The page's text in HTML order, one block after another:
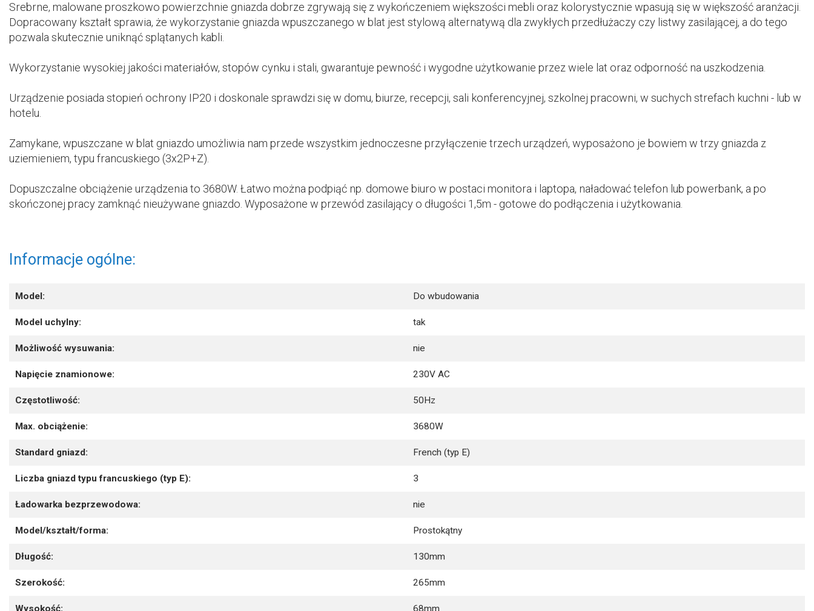
Srebrne, malowane proszkowo powierzchnie gniazda dobrze zgrywają się z wykończeniem większości mebli oraz kolorystycznie wpasują się w większość aranżacji.
Dopracowany kształt sprawia, że wykorzystanie gniazda wpuszczanego w blat jest stylową alternatywą dla zwykłych przedłużaczy czy listwy zasilającej, a do tego
pozwala skutecznie uniknąć splątanych kabli.
Wykorzystanie wysokiej jakości materiałów, stopów cynku i stali, gwarantuje pewność i wygodne użytkowanie przez wiele lat oraz odporność na uszkodzenia.
Urządzenie posiada stopień ochrony IP20 i doskonale sprawdzi się w domu, biurze, recepcji, sali konferencyjnej, szkolnej pracowni, w suchych strefach kuchni - lub w
hotelu.
Zamykane, wpuszczane w blat gniazdo umożliwia nam przede wszystkim jednoczesne przyłączenie trzech urządzeń, wyposażono je bowiem w trzy gniazda z
uziemieniem, typu francuskiego (3x2P+Z).
Dopuszczalne obciążenie urządzenia to 3680W. Łatwo można podpiąć np. domowe biuro w postaci monitora i laptopa, naładować telefon lub powerbank, a po
skończonej pracy zamknąć nieużywane gniazdo. Wyposażone w przewód zasilający o długości 1,5m - gotowe do podłączenia i użytkowania.
Informacje ogólne:
Model: Do wbudowania
Model uchylny: tak
Możliwość wysuwania: nie
Napięcie znamionowe: 230V AC
Częstotliwość: 50Hz
Max. obciążenie: 3680W
Standard gniazd: French (typ E)
Liczba gniazd typu francuskiego (typ E): 3
Ładowarka bezprzewodowa: nie
Model/kształt/forma: Prostokątny
Długość: 130mm
Szerokość: 265mm
Wysokość: 68mm